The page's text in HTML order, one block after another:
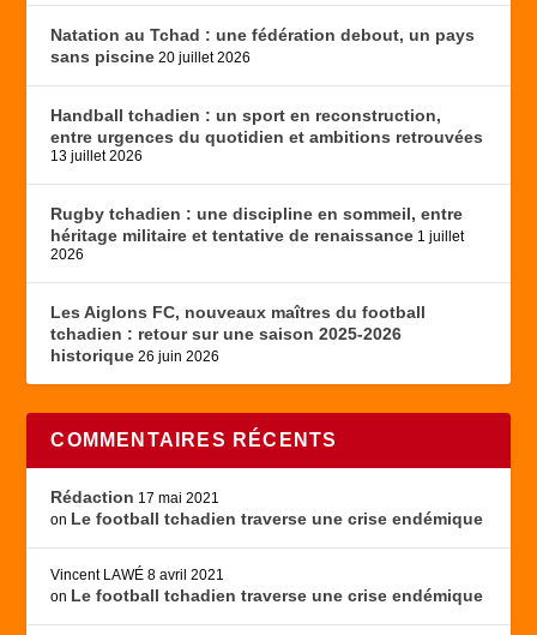
Natation au Tchad : une fédération debout, un pays
sans piscine 20 juillet 2026
Handball tchadien : un sport en reconstruction,
entre urgences du quotidien et ambitions retrouvées
13 juillet 2026
Rugby tchadien : une discipline en sommeil, entre
héritage militaire et tentative de renaissance 1 juillet
2026
Les Aiglons FC, nouveaux maîtres du football
tchadien : retour sur une saison 2025-2026
historique 26 juin 2026
COMMENTAIRES RÉCENTS
Rédaction 17 mai 2021
on Le football tchadien traverse une crise endémique
Vincent LAWÉ 8 avril 2021
on Le football tchadien traverse une crise endémique